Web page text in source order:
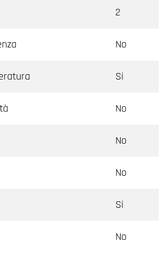
configurati per
tramite l'app Regin:GO o
2
No
Si
No
No
No
Si
No